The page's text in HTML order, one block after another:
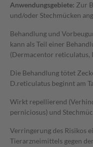
Anwendungsgebiete: Zur
und/oder Stechmücken
Behandlung und
kann als Teil einer
(Dermacentor reticulatus,
Die Behandlung tötet
D.reticulatus beginnt am
Wirkt repellierend
perniciosus) und
Verringerung des Risikos
Tierarzneimittels gegen